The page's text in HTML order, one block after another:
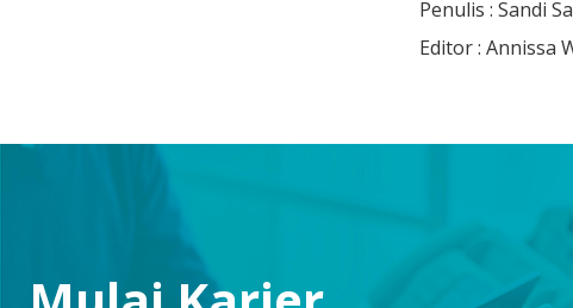
Penulis : Sandi
Editor : Annissa